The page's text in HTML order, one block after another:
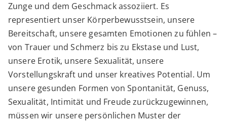
Zunge und dem Geschmack assoziiert. Es
representiert unser Körperbewusstsein, unsere
Bereitschaft, unsere gesamten Emotionen zu fühlen –
von Trauer und Schmerz bis zu Ekstase und Lust,
unsere Erotik, unsere Sexualität, unsere
Vorstellungskraft und unser kreatives Potential. Um
unsere gesunden Formen von Spontanität, Genuss,
Sexualität, Intimität und Freude zurückzugewinnen,
müssen wir unsere persönlichen Muster der